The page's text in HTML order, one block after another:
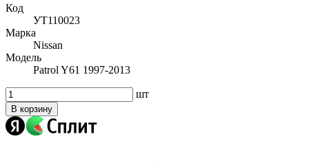
Код
УТ110023
Марка
Nissan
Модель
Patrol Y61 1997-2013
шт
В корзину